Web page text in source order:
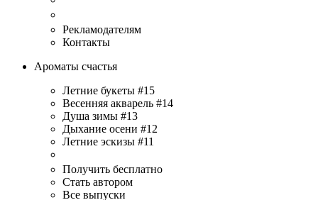
Рекламодателям
Контакты
Ароматы счастья
Летние букеты #15
Весенняя акварель #14
Душа зимы #13
Дыхание осени #12
Летние эскизы #11
Получить бесплатно
Стать автором
Все выпуски